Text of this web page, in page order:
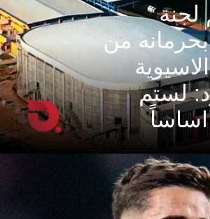
لجنة
من
لستم